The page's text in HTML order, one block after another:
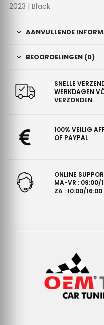
2023 | Black
AANVULLENDE
BEOORDELINGEN (0)
SNELLE
WERKDAGEN
VERZONDEN.
100% VEILIG
OF PAYPAL
ONLINE
MA-VR : 09:00/
ZA : 10:00/16:00